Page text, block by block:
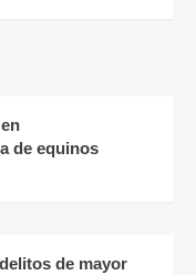
de equinos
de mayor